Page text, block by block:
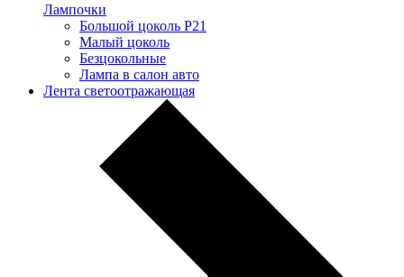
Лампочки
Большой цоколь P21
Малый цоколь
Безцокольные
Лампа в салон авто
Лента светоотражающая